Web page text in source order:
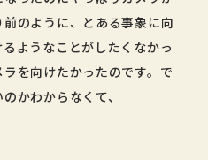
のように、とある事象に向
ようなことがしたくなかっ
を向けたかったのです。で
かわからなくて、